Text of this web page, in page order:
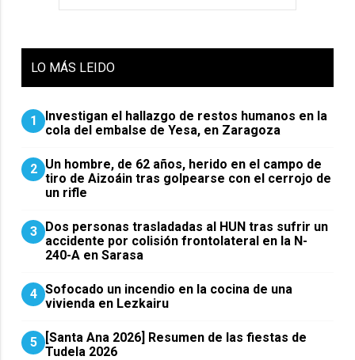
LO MÁS LEIDO
1
Investigan el hallazgo de restos humanos en la
cola del embalse de Yesa, en Zaragoza
2 Un hombre, de 62 años, herido en el campo de
tiro de Aizoáin tras golpearse con el cerrojo de
un rifle
3 ​Dos personas trasladadas al HUN tras sufrir un
accidente por colisión frontolateral en la N-
240-A en Sarasa
4 Sofocado un incendio en la cocina de una
vivienda en Lezkairu
5
[Santa Ana 2026] Resumen de las fiestas de
Tudela 2026